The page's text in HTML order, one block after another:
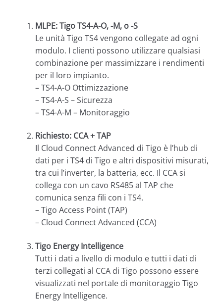
MLPE: Tigo TS4-A-O, -M, o -S
Le unità Tigo TS4 vengono collegate ad ogni
modulo. I clienti possono utilizzare qualsiasi
combinazione per massimizzare i rendimenti
per il loro impianto.
– TS4-A-O Ottimizzazione
– TS4-A-S – Sicurezza
– TS4-A-M – Monitoraggio
Richiesto: CCA + TAP
Il Cloud Connect Advanced di Tigo è l’hub di
dati per i TS4 di Tigo e altri dispositivi misurati,
tra cui l’inverter, la batteria, ecc. Il CCA si
collega con un cavo RS485 al TAP che
comunica senza fili con i TS4.
– Tigo Access Point (TAP)
– Cloud Connect Advanced (CCA)
Tigo Energy Intelligence
Tutti i dati a livello di modulo e tutti i dati di
terzi collegati al CCA di Tigo possono essere
visualizzati nel portale di monitoraggio Tigo
Energy Intelligence.